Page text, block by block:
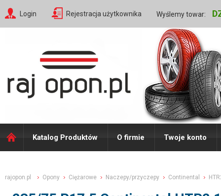
Login Rejestracja użytkownika Wyślemy towar:
Katalog Produktów O firmie Twoje konto
rajopon.pl Opony Ciężarowe Naczepy/przyczepy Continental